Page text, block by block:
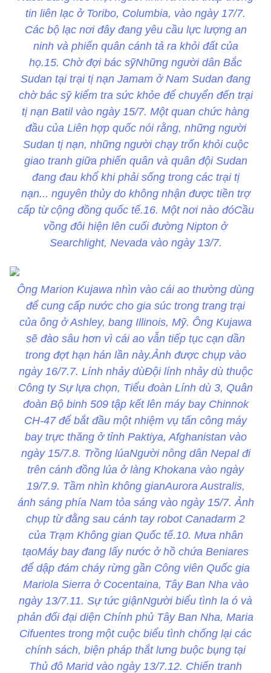
tin liên lạc ở Toribo, Columbia, vào ngày 17/7.
Các bộ lạc nơi đây đang yêu cầu lực lượng an
ninh và phiến quân cánh tả ra khỏi đất của
họ.15. Chờ đợi bác sỹNhững người dân Bắc
Sudan tại trại tị nạn Jamam ở Nam Sudan đang
chờ bác sỹ kiểm tra sức khỏe để chuyển đến trại
tị nạn Batil vào ngày 15/7. Một quan chức hàng
đầu của Liên hợp quốc nói rằng, những người
Sudan tị nạn, những người chạy trốn khỏi cuộc
giao tranh giữa phiến quân và quân đội Sudan
đang đau khổ khi phải sống trong các trại tị
nạn... nguyên thủy do không nhận được tiền trợ
cấp từ cộng đồng quốc tế.16. Một nơi nào đóCầu
vồng đôi hiện lên cuối đường Nipton ở
Searchlight, Nevada vào ngày 13/7.
Ông Marion Kujawa nhìn vào cái ao thường dùng
để cung cấp nước cho gia súc trong trang trại
của ông ở Ashley, bang Illinois, Mỹ. Ông Kujawa
sẽ đào sâu hơn vì cái ao vẫn tiếp tục cạn dần
trong đợt hạn hán lần này.Ảnh được chụp vào
ngày 16/7.7. Lính nhảy dùĐội lính nhảy dù thuộc
Công ty Sự lựa chọn, Tiểu đoàn Lính dù 3, Quân
đoàn Bộ binh 509 tập kết lên máy bay Chinnok
CH-47 để bắt đầu một nhiệm vụ tấn công máy
bay trực thăng ở tỉnh Paktiya, Afghanistan vào
ngày 15/7.8. Trồng lúaNgười nông dân Nepal đi
trên cánh đồng lúa ở làng Khokana vào ngày
19/7.9. Tầm nhìn không gianAurora Australis,
ánh sáng phía Nam tỏa sáng vào ngày 15/7. Ảnh
chụp từ đằng sau cánh tay robot Canadarm 2
của Trạm Không gian Quốc tế.10. Mưa nhân
tạoMáy bay đang lấy nước ở hồ chứa Beniares
để dập đám cháy rừng gần Công viên Quốc gia
Mariola Sierra ở Cocentaina, Tây Ban Nha vào
ngày 13/7.11. Sự tức giậnNgười biểu tình la ó và
phản đối đại diện Chính phủ Tây Ban Nha, Maria
Cifuentes trong một cuộc biểu tình chống lại các
chính sách, biện pháp thắt lưng buộc bụng tại
Thủ đô Marid vào ngày 13/7.12. Chiến tranh